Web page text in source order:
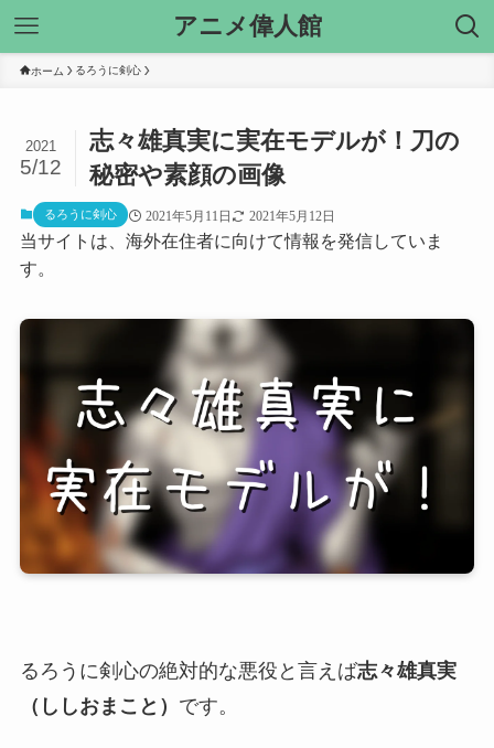
アニメ偉人館
ホーム るろうに剣心
志々雄真実に実在モデルが！刀の
秘密や素顔の画像
2021
5/12
るろうに剣心 2021年5月11日 2021年5月12日
当サイトは、海外在住者に向けて情報を発信していま
す。
るろうに剣心の絶対的な悪役と言えば志々雄真実
（ししおまこと） です。